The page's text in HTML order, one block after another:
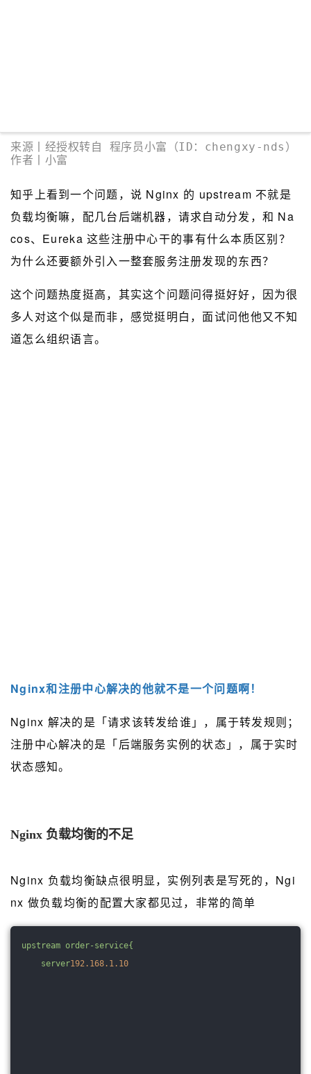
来源丨 经授权转自 程序员小富（ID：chengxy-nds）
作者丨 小富
知乎上看到一个问题，说 Nginx 的 upstream 不就是
负载均衡嘛，配几台后端机器，请求自动分发，和 Na
cos、Eureka 这些注册中心干的事有什么本质区别？
为什么还要额外引入一整套服务注册发现的东西？
这个问题热度挺高，其实这个问题问得挺好好，因为很
多人对这个似是而非，感觉挺明白，面试问他他又不知
道怎么组织语言。
Nginx和注册中心解决的他就不是一个问题啊！
Nginx 解决的是「请求该转发给谁」，属于转发规则；
注册中心解决的是「后端服务实例的状态」，属于实时
状态感知。
Nginx 负载均衡的不足
Nginx 负载均衡缺点很明显，实例列表是写死的，Ngi
nx 做负载均衡的配置大家都见过，非常的简单
upstream order-service{
server192.168.1.10